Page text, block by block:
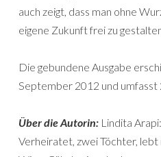
auch zeigt, dass man ohne
eigene Zukunft frei zu
Die gebundene Ausgabe
September 2012 und umfasst
Über die Autorin: Lindita
Verheiratet, zwei Töchter,